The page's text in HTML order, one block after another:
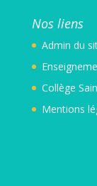
Nos liens
Admin du
Collège
Mentions